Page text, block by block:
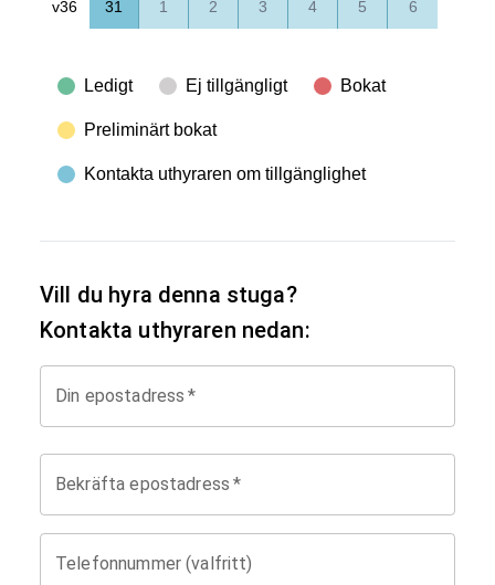
v36 31 1 2 3 4 5 6
Ledigt Ej tillgängligt Bokat
Preliminärt bokat
Kontakta uthyraren om tillgänglighet
Vill du hyra denna stuga?
Kontakta uthyraren nedan:
Din epostadress *
Bekräfta epostadress *
Telefonnummer (valfritt)